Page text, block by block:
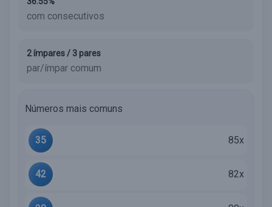
com consecutivos
2 ímpares / 3 pares
par/ímpar comum
Números mais comuns
35 85x
42 82x